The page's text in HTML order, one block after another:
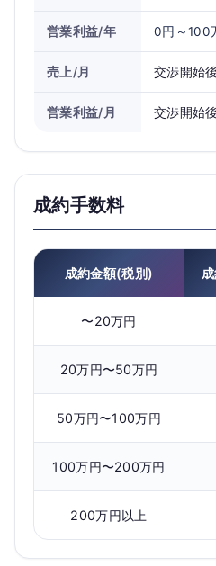
営業利益/年 0円～100
売上/月 交渉開始
営業利益/月 交渉開始
成約手数料
成約金額(税別)
〜20万円
20万円〜50万円
50万円〜100万円
100万円〜200万円
200万円以上